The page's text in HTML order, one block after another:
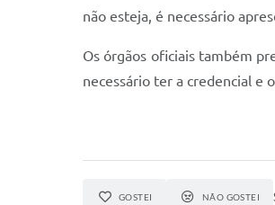
não esteja, é necessário
Os órgãos oficiais também
necessário ter a credencial e
GOSTEI NÃO GOSTEI